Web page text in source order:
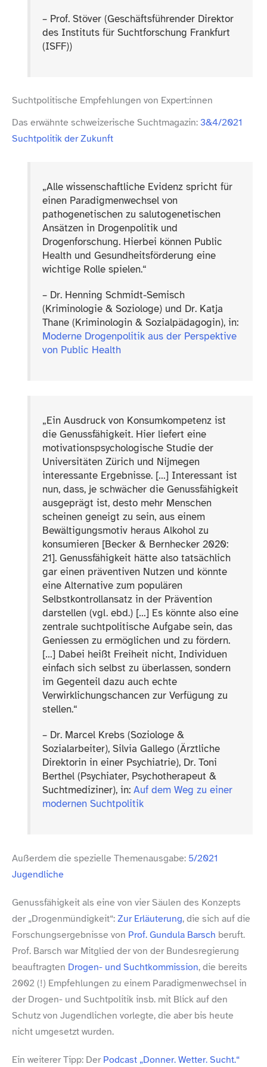
– Prof. Stöver (Geschäftsführender Direktor
des Instituts für Suchtforschung Frankfurt
(ISFF))
Suchtpolitische Empfehlungen von Expert:innen
Das erwähnte schweizerische Suchtmagazin:3&4/2021
Suchtpolitik der Zukunft
„Alle wissenschaftliche Evidenz spricht für
einen Paradigmenwechsel von
pathogenetischen zu salutogenetischen
Ansätzen in Drogenpolitik und
Drogenforschung. Hierbei können Public
Health und Gesundheitsförderung eine
wichtige Rolle spielen.“
– Dr. Henning Schmidt-​Semisch
(Kriminologie & Soziologe) und Dr. Katja
Thane (Kriminologin & Sozialpädagogin), in:
Moderne Drogenpolitik aus der Perspektive
von Public Health
„Ein Ausdruck von Konsumkompetenz ist
die Genussfähigkeit. Hier liefert eine
motivationspsychologische Studie der
Universitäten Zürich und Nijmegen
interessante Ergebnisse. […] Interessant ist
nun, dass, je schwächer die Genussfähigkeit
ausgeprägt ist, desto mehr Menschen
scheinen geneigt zu sein, aus einem
Bewältigungsmotiv heraus Alkohol zu
konsumieren [Becker & Bernhecker 2020:
21]. Genussfähigkeit hätte also tatsächlich
gar einen präventiven Nutzen und könnte
eine Alternative zum populären
Selbstkontrollansatz in der Prävention
darstellen (vgl. ebd.) […] Es könnte also eine
zentrale suchtpolitische Aufgabe sein, das
Geniessen zu ermöglichen und zu fördern.
[…] Dabei heißt Freiheit nicht, Individuen
einfach sich selbst zu überlassen, sondern
im Gegenteil dazu auch echte
Verwirklichungschancen zur Verfügung zu
stellen.“
– Dr. Marcel Krebs (Soziologe &
Sozialarbeiter), Silvia Gallego (Ärztliche
Direktorin in einer Psychiatrie), Dr. Toni
Berthel (Psychiater, Psychotherapeut &
Suchtmediziner), in: Auf dem Weg zu einer
modernen Suchtpolitik
Außerdem die spezielle Themenausgabe: 5/​2021
Jugendliche
Genussfähigkeit als eine von vier Säulen des Konzepts
der „Drogenmündigkeit“:Zur Erläuterung, die sich auf die
Forschungsergebnisse von Prof. Gundula Barsch beruft.
Prof. Barsch war Mitglied der von der Bundesregierung
beauftragten Drogen- und Suchtkommission, die bereits
2002 (!) Empfehlungen zu einem Paradigmenwechsel in
der Drogen- und Suchtpolitik insb. mit Blick auf den
Schutz von Jugendlichen vorlegte, die aber bis heute
nicht umgesetzt wurden.
Ein weiterer Tipp: DerPodcast „Donner. Wetter. Sucht.“